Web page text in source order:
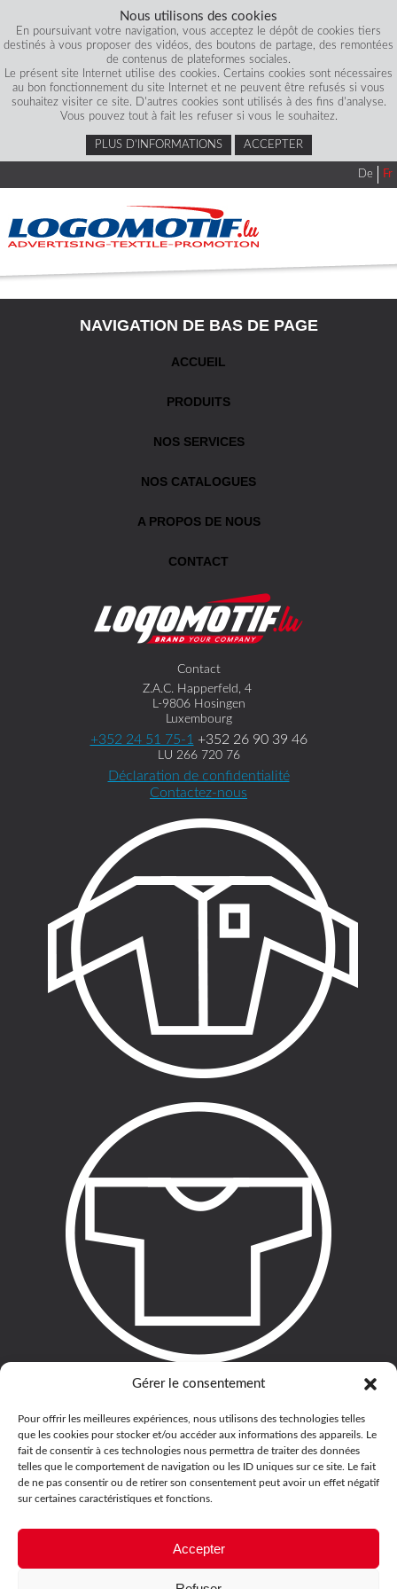
Gérer le consentement
Pour offrir les meilleures expériences, nous utilisons des technologies telles
que les cookies pour stocker et/ou accéder aux informations des appareils. Le
fait de consentir à ces technologies nous permettra de traiter des données
telles que le comportement de navigation ou les ID uniques sur ce site. Le fait
de ne pas consentir ou de retirer son consentement peut avoir un effet négatif
sur certaines caractéristiques et fonctions.
Accepter
Nous utilisons des cookies
En poursuivant votre navigation, vous acceptez le dépôt de cookies tiers
destinés à vous proposer des vidéos, des boutons de partage, des remontées
de contenus de plateformes sociales.
Le présent site Internet utilise des cookies. Certains cookies sont nécessaires
au bon fonctionnement du site Internet et ne peuvent être refusés si vous
souhaitez visiter ce site. D'autres cookies sont utilisés à des fins d'analyse.
Vous pouvez tout à fait les refuser si vous le souhaitez.
PLUS D’INFORMATIONS ACCEPTER
De Fr
NAVIGATION DE BAS DE PAGE
ACCUEIL
PRODUITS
NOS SERVICES
NOS CATALOGUES
A PROPOS DE NOUS
CONTACT
Contact
Z.A.C. Happerfeld, 4
L-9806 Hosingen
Luxembourg
+352 24 51 75-1 +352 26 90 39 46
LU 266 720 76
Déclaration de confidentialité
Contactez-nous